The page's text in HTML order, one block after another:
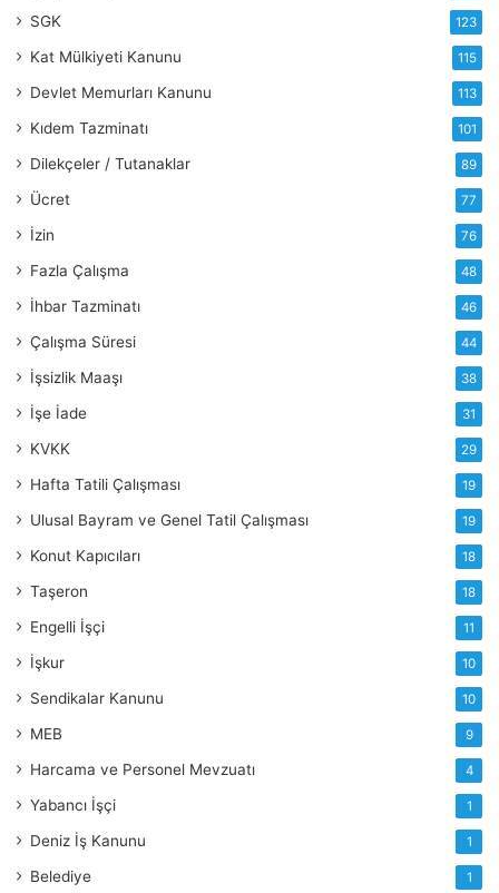
SGK 123
Kat Mülkiyeti Kanunu 115
Devlet Memurları Kanunu 113
Kıdem Tazminatı 101
Dilekçeler / Tutanaklar 89
Ücret 77
İzin 76
Fazla Çalışma 48
İhbar Tazminatı 46
Çalışma Süresi 44
İşsizlik Maaşı 38
İşe İade 31
KVKK 29
Hafta Tatili Çalışması 19
Ulusal Bayram ve Genel Tatil Çalışması 19
Konut Kapıcıları 18
Taşeron 18
Engelli İşçi 11
İşkur 10
Sendikalar Kanunu 10
MEB 9
Harcama ve Personel Mevzuatı 4
Yabancı İşçi 1
Deniz İş Kanunu 1
Belediye 1